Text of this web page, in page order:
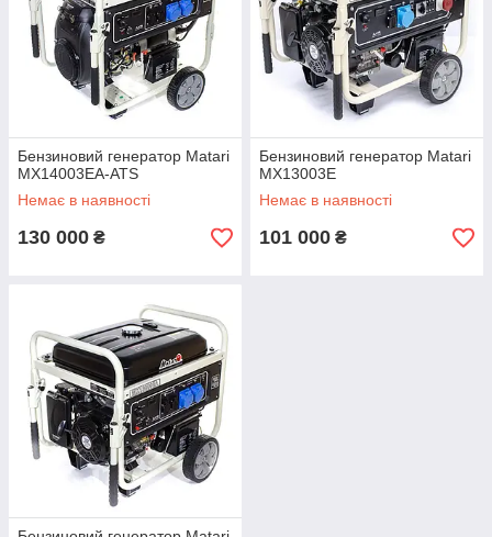
Бензиновий генератор Matari
MX14003EA-ATS
Немає в наявності
130 000 ₴
Бензиновий генератор Matari
MX13003E
Немає в наявності
101 000 ₴